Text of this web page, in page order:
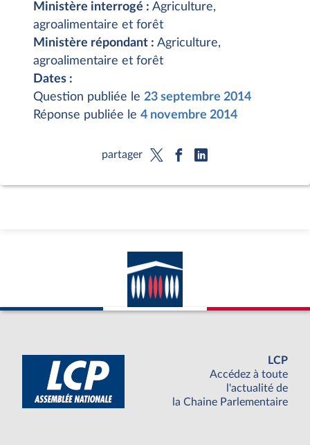
Ministère interrogé : Agriculture,
agroalimentaire et forêt
Ministère répondant : Agriculture,
agroalimentaire et forêt
Dates :
Question publiée le 23 septembre 2014
Réponse publiée le 4 novembre 2014
partager
LCP
Accédez à toute
l'actualité de
la Chaine Parlementaire